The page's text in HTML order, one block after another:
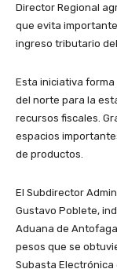
Director Regional
que evita
ingreso tributario del
Esta iniciativa
del norte para la
recursos fiscales.
espacios
de productos.
El Subdirector
Gustavo Poblete,
Aduana de
pesos que se
Subasta Electrónica